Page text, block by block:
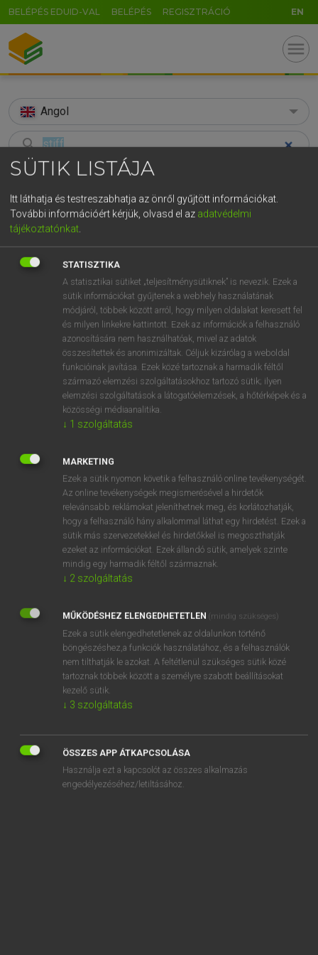
BELÉPÉS EDUID-VAL BELÉPÉS REGISZTRÁCIÓ EN
menu
Angol
search
KERESÉS
TALÁLATOK
Díjmentes angol szótár
Díjmentes angol szótár arrow_forward_ios
merev
kemény
feszes
kimért
hűvös
megmerevedett
fn
piás
bepaliz
megcucliztat
keresése szótárainkban
DÍJMENTES ANGOL SZÓTÁR
stickybeak
sticky-fingered
sticky tape
stiff
SÜTIK LISTÁJA
Itt láthatja és testreszabhatja az önről gyűjtött információkat.
További információért kérjük, olvasd el az adatvédelmi
tájékoztatónkat
STATISZTIKA
A statisztikai sütiket „teljesítménysütiknek” is nevezik. Ezek a
sütik információkat gyűjtenek a webhely használatának
módjáról, többek között arról, hogy milyen oldalakat keresett fel
és milyen linkekre kattintott. Ezek az információk a felhasználó
azonosítására nem használhatóak, mivel az adatok
összesítettek és anonimizáltak. Céljuk kizárólag a weboldal
funkcióinak javítása. Ezek közé tartoznak a harmadik féltől
származó elemzési szolgáltatásokhoz tartozó sütik; ilyen
elemzési szolgáltatások a látogatóelemzések, a hőtérképek és a
közösségi médiaanalitika.
↓ 1 szolgáltatás
MARKETING
Ezek a sütik nyomon követik a felhasználó online tevékenységét.
Az online tevékenységek megismerésével a hirdetők
relevánsabb reklámokat jeleníthetnek meg, és korlátozhatják,
hogy a felhasználó hány alkalommal láthat egy hirdetést. Ezek a
sütik más szervezetekkel és hirdetőkkel is megoszthatják
ezeket az információkat. Ezek állandó sütik, amelyek szinte
mindig egy harmadik féltől származnak.
↓ 2 szolgáltatás
MŰKÖDÉSHEZ ELENGEDHETETLEN (mindig szükséges)
Ezek a sütik elengedhetetlenek az oldalunkon történő
böngészéshez,a funkciók használatához, és a felhasználók
nem tilthatják le azokat. A feltétlenül szükséges sütik közé
tartoznak többek között a személyre szabott beállításokat
kezelő sütik.
↓ 3 szolgáltatás
ÖSSZES APP ÁTKAPCSOLÁSA
Használja ezt a kapcsolót az összes alkalmazás
engedélyezéséhez/letiltásához.
GR
5 6 7 8 9 ö ü ó
t z
g h j k l é á ű Ω
n m , . - AltGr